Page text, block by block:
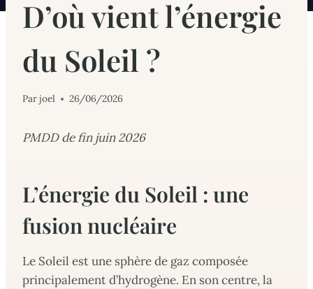
D’où vient l’énergie
du Soleil ?
Parjoel 26/06/2026
PMDD de fin juin 2026
L’énergie du Soleil : une
fusion nucléaire
Le Soleil est une sphère de gaz composée
principalement d’hydrogène. En son centre, la